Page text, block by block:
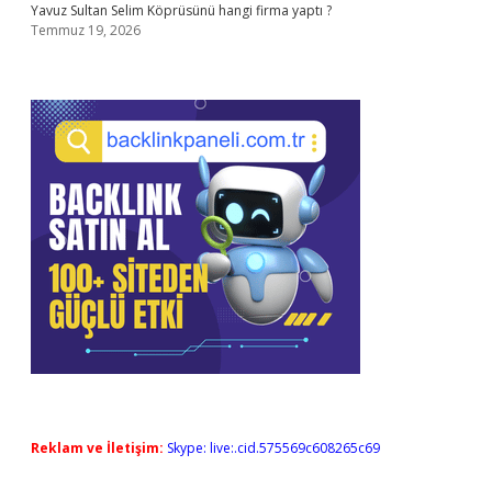
Yavuz Sultan Selim Köprüsünü hangi firma yaptı ?
Temmuz 19, 2026
Reklam ve İletişim: Skype: live:.cid.575569c608265c69